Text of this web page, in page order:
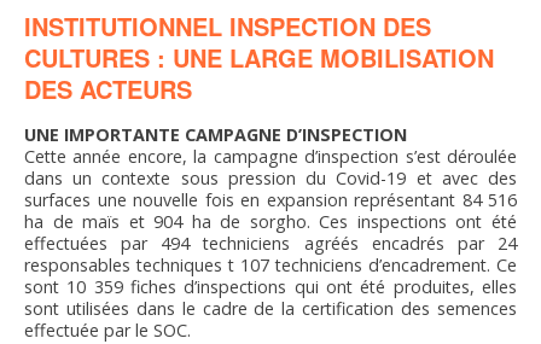
INSTITUTIONNEL INSPECTION DES
CULTURES : UNE LARGE MOBILISATION
DES ACTEURS
UNE IMPORTANTE CAMPAGNE D’INSPECTION
Cette année encore, la campagne d’inspection s’est déroulée
dans un contexte sous pression du Covid-19 et avec des
surfaces une nouvelle fois en expansion représentant 84 516
ha de maïs et 904 ha de sorgho. Ces inspections ont été
effectuées par 494 techniciens agréés encadrés par 24
responsables techniques t 107 techniciens d’encadrement. Ce
sont 10 359 fiches d’inspections qui ont été produites, elles
sont utilisées dans le cadre de la certification des semences
effectuée par le SOC.